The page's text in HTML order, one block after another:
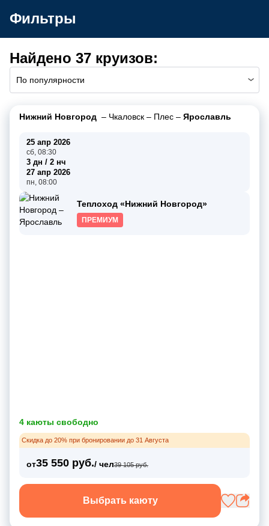
Фильтры
Найдено 37 круизов:
По популярности
Нижний Новгород – Чкаловск – Плес – Ярославль
25 апр 2026
сб, 08:30
3 дн / 2 нч
27 апр 2026
пн, 08:00
Теплоход «Нижний Новгород»
ПРЕМИУМ
4 каюты свободно
Скидка до 20% при бронировании до 31 Августа
от35 550 руб./ чел39 105 руб.
Выбрать каюту